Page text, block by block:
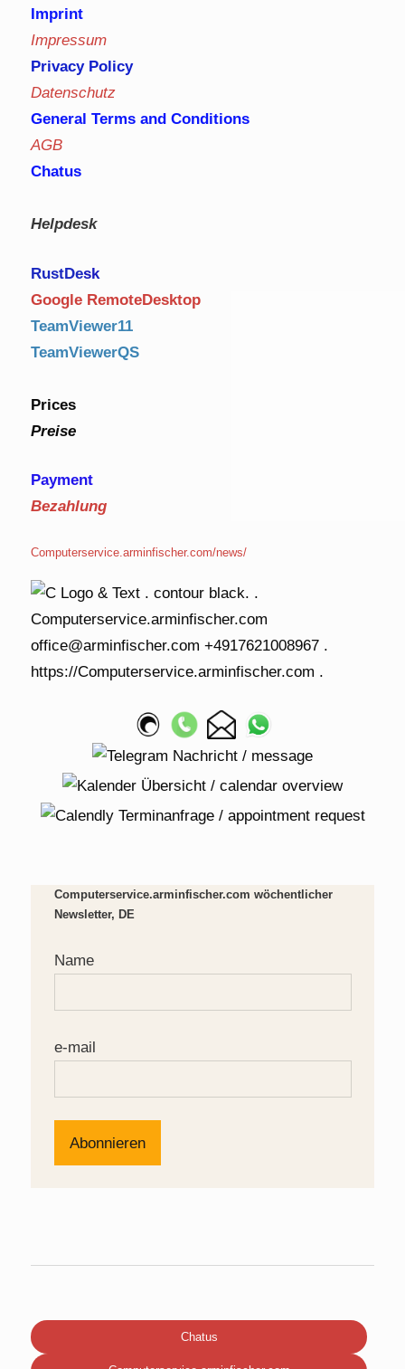
Imprint
Impressum
Privacy Policy
Datenschutz
General Terms and Conditions
AGB
Chatus
Helpdesk
RustDesk
Google RemoteDesktop
TeamViewer11
TeamViewerQS
Prices
Preise
Payment
Bezahlung
Computerservice.arminfischer.com/news/
Computerservice.arminfischer.com wöchentlicher
Newsletter, DE
Name
e-mail
Chatus